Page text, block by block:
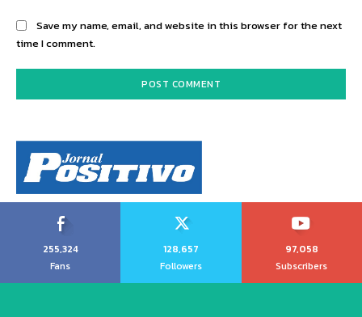
Save my name, email, and website in this browser for the next
time I comment.
255,324
Fans
128,657
Followers
97,058
Subscribers